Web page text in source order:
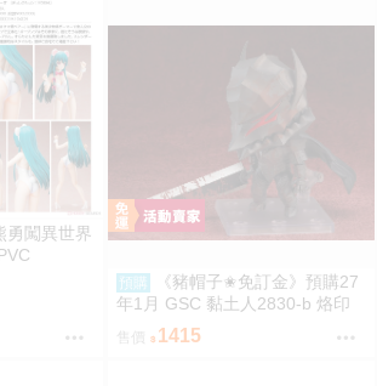
勇闖異世界
預購
《豬帽子✬免訂金》預購27
年1月 GSC 黏土人2830-b 烙印
勇士 凱茲 狂戰士鎧甲Ver. BLOO
D EDITION 0906
1415